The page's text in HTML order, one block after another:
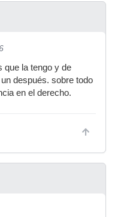
que la tengo y de
después. sobre todo
en el derecho.